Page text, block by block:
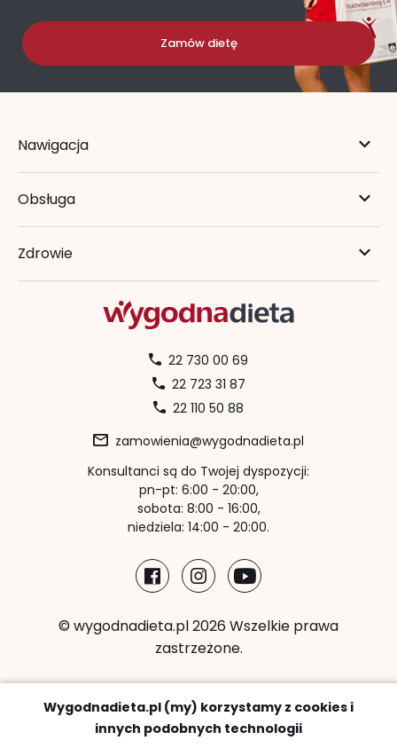
Zamów dietę
Nawigacja
Obsługa
Zdrowie
22 730 00 69
22 723 31 87
22 110 50 88
zamowienia@wygodnadieta.pl
Konsultanci są do Twojej dyspozycji:
pn-pt: 6:00 - 20:00,
sobota: 8:00 - 16:00,
niedziela: 14:00 - 20:00.
© wygodnadieta.pl 2026 Wszelkie prawa
zastrzeżone.
Metody płatności:
Wygodnadieta.pl (my) korzystamy z cookies i
innych podobnych technologii